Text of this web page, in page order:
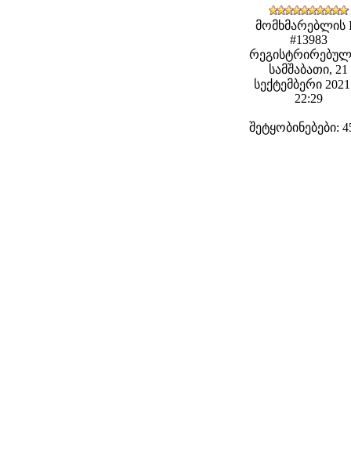
მომხმარებლის
#13983
სამშაბათი, 21
სექტემბერი
22:29
შეტყობინებები: